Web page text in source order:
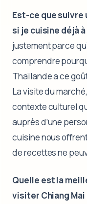
Est-ce que suivre
si je cuisine déjà à
justement parce
comprendre
Thaïlande a ce
La visite du
contexte culturel
auprès d’une
cuisine nous
de recettes ne
Quelle est la
visiter Chiang